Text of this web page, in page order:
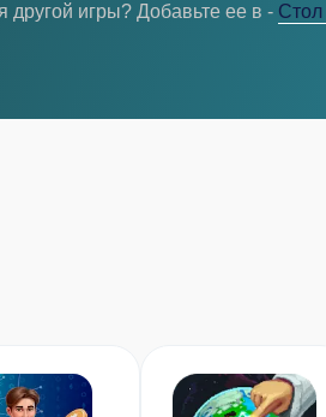
игры? Добавьте ее в - Cтол